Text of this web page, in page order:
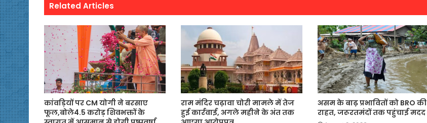
Related Articles
कांवड़ियों पर CM योगी ने बरसाए
फूल,बोले4.5 करोड़ शिवभक्तों के
राम मंदिर चढ़ावा चोरी मामले में तेज
हुई कार्रवाई, अगले महीने के अंत तक
असम के बाढ़ प्रभावितों को BRO की
राहत, जरूरतमंदों तक पहुंचाई मदद